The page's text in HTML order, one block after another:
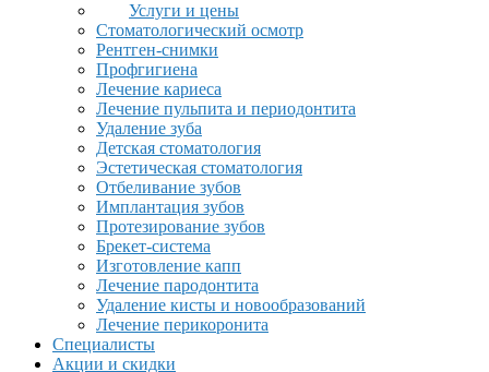
Услуги и цены
Стоматологический осмотр
Рентген-снимки
Профгигиена
Лечение кариеса
Лечение пульпита и периодонтита
Удаление зуба
Детская стоматология
Эстетическая стоматология
Отбеливание зубов
Имплантация зубов
Протезирование зубов
Брекет-система
Изготовление капп
Лечение пародонтита
Удаление кисты и новообразований
Лечение перикоронита
Специалисты
Акции и скидки